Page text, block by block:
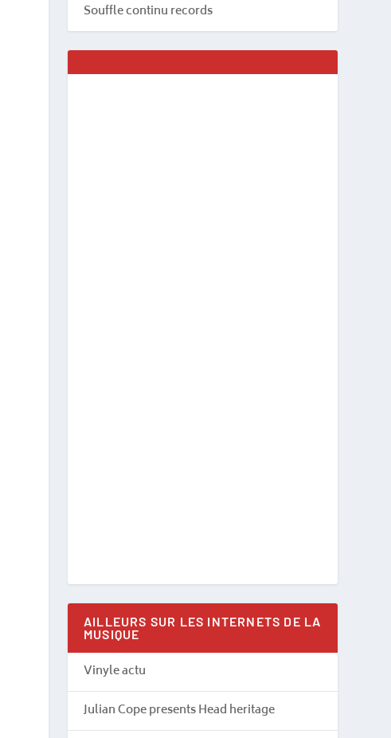
Souffle continu records
AILLEURS SUR LES INTERNETS DE LA
MUSIQUE
Vinyle actu
Julian Cope presents Head heritage